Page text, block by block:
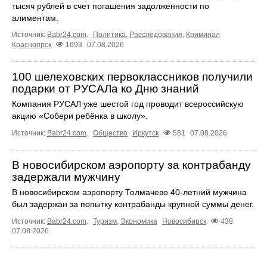
тысяч рублей в счет погашения задолженности по
алиментам.
Источник: Babr24.com Политика Расследования Криминал
Красноярск
1693 07.08.2026
100 шелеховских первоклассников получили
подарки от РУСАЛа ко Дню знаний
Компания РУСАЛ уже шестой год проводит всероссийскую
акцию «Собери ребёнка в школу».
Источник: Babr24.com. Общество Иркутск 581 07.08.2026
В новосибирском аэропорту за контрабанду
задержали мужчину
В новосибирском аэропорту Толмачево 40-летний мужчина
был задержан за попытку контрабанды крупной суммы денег.
Источник: Babr24.com. Туризм, Экономика Новосибирск
438
07.08.2026